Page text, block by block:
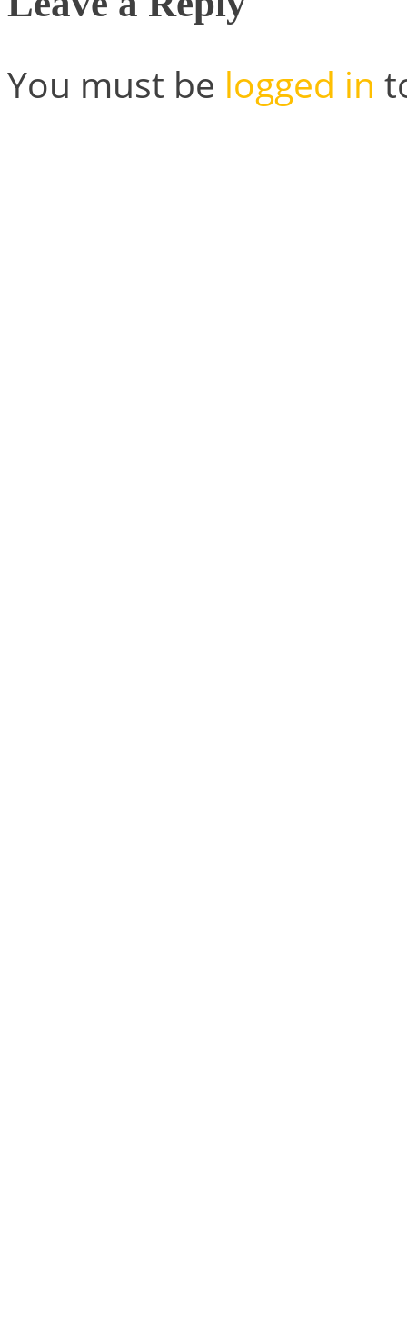
You must be logged in